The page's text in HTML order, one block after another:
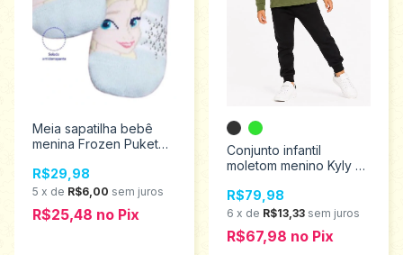
Meia sapatilha bebê
menina Frozen Puket
R$29,98
5 x de R$6,00 sem juros
R$25,48 no Pix
Conjunto infantil
moletom menino Kyly 4
R$79,98
6 x de R$13,33 sem juros
R$67,98 no Pix